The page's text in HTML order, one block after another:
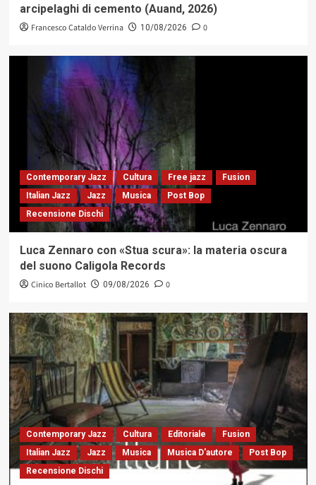
arcipelaghi di cemento (Auand, 2026)
Francesco Cataldo Verrina 10/08/2026 0
Contemporary Jazz Cultura Free jazz
Fusion
Italian Jazz
Jazz Musica
Post Bop
Recensione Dischi
Luca Zennaro con «Stua scura»: la materia oscura
del suono Caligola Records
Cinico Bertallot 09/08/2026 0
Contemporary Jazz Cultura Editoriale
Fusion
Italian Jazz
Jazz Musica Musica D'autore
Post Bop
Recensione Dischi